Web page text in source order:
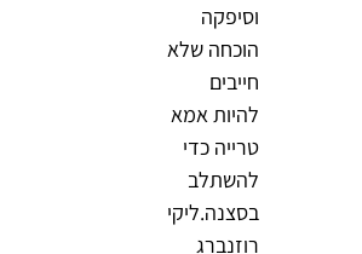
וסיפקה
הוכחה שלא
חייבים
להיות אמא
טרייה כדי
להשתלב
בסצנה.ליקי
רוזנברג